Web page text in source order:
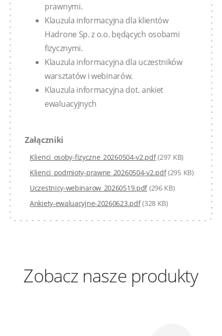
prawnymi.
Klauzula informacyjna dla klientów
Hadrone Sp. z o.o. będących osobami
fizycznymi.
Klauzula informacyjna dla uczestników
warsztatów i webinarów.
Klauzula informacyjna dot. ankiet
ewaluacyjnych
Załączniki
Klienci_osoby-fizyczne_20260504-v2.pdf(297 KB)
Klienci_podmioty-prawne_20260504-v2.pdf(295 KB)
Uczestnicy-webinarow_20260519.pdf(296 KB)
Ankiety-ewaluacyjne-20260623.pdf(328 KB)
Zobacz nasze produkty